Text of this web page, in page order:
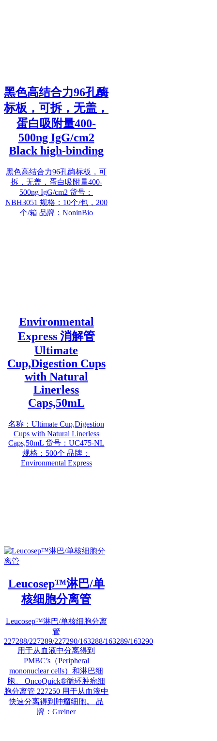
黑色高结合力96孔酶
标板，可拆，无盖，
蛋白吸附量400-
500ng IgG/cm2
Black high-binding
黑色高结合力96孔酶标板，可
拆，无盖，蛋白吸附量400-
500ng IgG/cm2 货号：
NBH3051 规格：10个/包，200
个/箱 品牌：NoninBio
Environmental
Express 消解管
Ultimate
Cup,Digestion Cups
with Natural
Linerless
Caps,50mL
名称：Ultimate Cup,Digestion
Cups with Natural Linerless
Caps,50mL 货号：UC475-NL
规格：500个 品牌：
Environmental Express
Leucosep™淋巴/单
核细胞分离管
Leucosep™淋巴/单核细胞分离
管
227288/227289/227290/163288/163289/163290
用于从血液中分离得到
PMBC’s（Peripheral
mononuclear cells）和淋巴细
胞。 OncoQuick®循环肿瘤细
胞分离管 227250 用于从血液中
快速分离得到肿瘤细胞。 品
牌：Greiner